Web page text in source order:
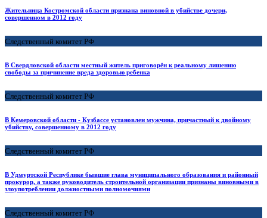
Жительница Костромской области признана виновной в убийстве дочери,
совершенном в 2012 году
Следственный комитет РФ
В Свердловской области местный житель приговорён к реальному лишению
свободы за причинение вреда здоровью ребенка
Следственный комитет РФ
В Кемеровской области - Кузбассе установлен мужчина, причастный к двойному
убийству, совершенному в 2012 году
Следственный комитет РФ
В Удмуртской Республике бывшие глава муниципального образования и районный
прокурор, а также руководитель строительной организации признаны виновными в
злоупотреблении должностными полномочиями
Следственный комитет РФ